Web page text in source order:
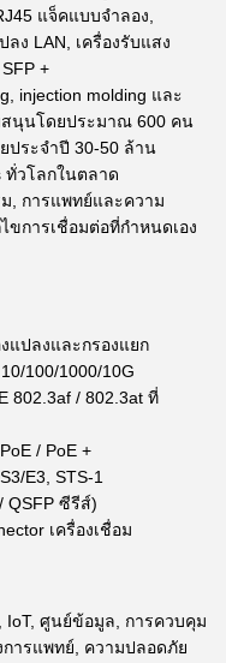
แจ็คแบบจําลอง,
ง LAN, เครื่องรับแสง
+
injection molding และ
สนุนโดยประมาณ 600 คน
ระจําปี 30-50 ล้าน
ทั่วโลกในตลาด
, การแพทย์และความ
การเชื่อมต่อที่กําหนดเอง
แปลงและกรองแยก
100/1000/10G
802.3af / 802.3at ที่
/ PoE +
E3, STS-1
QSFP ซีรีส์)
เครื่องเชื่อม
IoT, ศูนย์ข้อมูล, การควบคุม
ารแพทย์, ความปลอดภัย